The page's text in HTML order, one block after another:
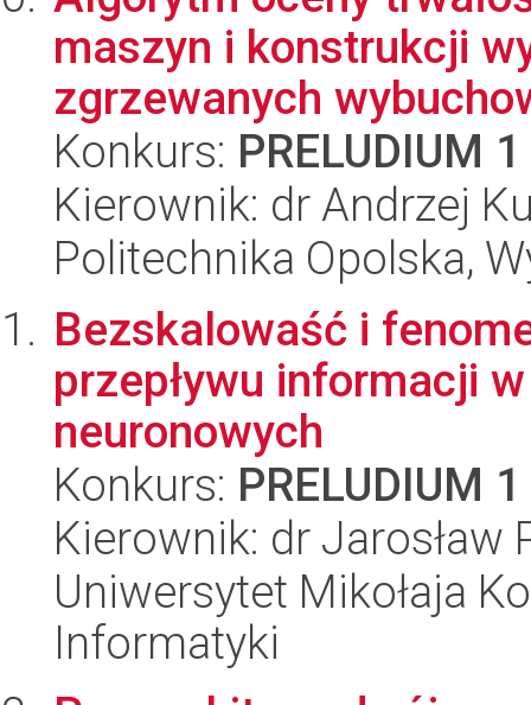
maszyn i konstrukcji
zgrzewanych
Konkurs: PRELUDIUM 1
Kierownik: dr Andrzej
Politechnika Opolska,
Bezskalowaść i
przepływu informacji
neuronowych
Konkurs: PRELUDIUM 1
Kierownik: dr Jarosław
Uniwersytet Mikołaja
Informatyki